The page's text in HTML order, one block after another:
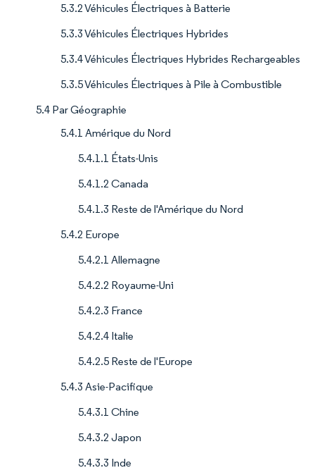
5.3.2 Véhicules Électriques à Batterie
5.3.3 Véhicules Électriques Hybrides
5.3.4 Véhicules Électriques Hybrides Rechargeables
5.3.5 Véhicules Électriques à Pile à Combustible
5.4 Par Géographie
5.4.1 Amérique du Nord
5.4.1.1 États-Unis
5.4.1.2 Canada
5.4.1.3 Reste de l'Amérique du Nord
5.4.2 Europe
5.4.2.1 Allemagne
5.4.2.2 Royaume-Uni
5.4.2.3 France
5.4.2.4 Italie
5.4.2.5 Reste de l'Europe
5.4.3 Asie-Pacifique
5.4.3.1 Chine
5.4.3.2 Japon
5.4.3.3 Inde